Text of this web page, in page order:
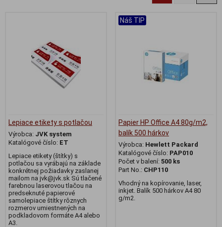
Lepiace etikety s potlačou
Výrobca: JVK system
Katalógové číslo: ET
Lepiace etikety (štítky) s
potlačou sa vyrábajú na základe
konkrétnej požiadavky zaslanej
mailom na jvk@jvk.sk Sú tlačené
farebnou laserovou tlačou na
predseknuté papierové
samolepiace štítky rôznych
rozmerov umiestnených na
podkladovom formáte A4 alebo
A3.
Náš TIP
Papier HP Office A4 80g/m2,
balík 500 hárkov
Výrobca: Hewlett Packard
Katalógové číslo: PAP010
Počet v balení: 500 ks
Part No.: CHP110
Vhodný na kopírovanie, laser,
inkjet. Balík 500 hárkov A4 80
g/m2.